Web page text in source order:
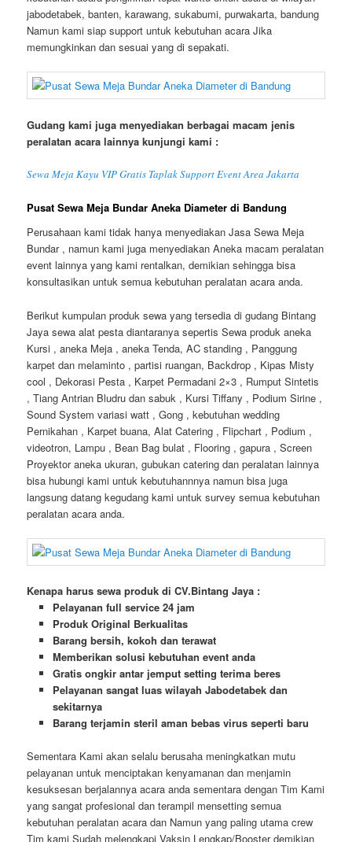
jabodetabek, banten, karawang, sukabumi, purwakarta, bandung
Namun kami siap support untuk kebutuhan acara Jika
memungkinkan dan sesuai yang di sepakati.
Gudang kami juga menyediakan berbagai macam jenis
peralatan acara lainnya kunjungi kami :
Sewa Meja Kayu VIP Gratis Taplak Support Event Area Jakarta
Pusat Sewa Meja Bundar Aneka Diameter di Bandung
Perusahaan kami tidak hanya menyediakan Jasa Sewa Meja
Bundar , namun kami juga menyediakan Aneka macam peralatan
event lainnya yang kami rentalkan, demikian sehingga bisa
konsultasikan untuk semua kebutuhan peralatan acara anda.
Berikut kumpulan produk sewa yang tersedia di gudang Bintang
Jaya sewa alat pesta diantaranya sepertis Sewa produk aneka
Kursi , aneka Meja , aneka Tenda, AC standing , Panggung
karpet dan melaminto , partisi ruangan, Backdrop , Kipas Misty
cool , Dekorasi Pesta , Karpet Permadani 2×3 , Rumput Sintetis
, Tiang Antrian Bludru dan sabuk , Kursi Tiffany , Podium Sirine ,
Sound System variasi watt , Gong , kebutuhan wedding
Pernikahan , Karpet buana, Alat Catering , Flipchart , Podium ,
videotron, Lampu , Bean Bag bulat , Flooring , gapura , Screen
Proyektor aneka ukuran, gubukan catering dan peralatan lainnya
bisa hubungi kami untuk kebutuhannnya namun bisa juga
langsung datang kegudang kami untuk survey semua kebutuhan
peralatan acara anda.
Kenapa harus sewa produk di CV.Bintang Jaya :
Pelayanan full service 24 jam
Produk Original Berkualitas
Barang bersih, kokoh dan terawat
Memberikan solusi kebutuhan event anda
Gratis ongkir antar jemput setting terima beres
Pelayanan sangat luas wilayah Jabodetabek dan
sekitarnya
Barang terjamin steril aman bebas virus seperti baru
Sementara Kami akan selalu berusaha meningkatkan mutu
pelayanan untuk menciptakan kenyamanan dan menjamin
kesuksesan berjalannya acara anda sementara dengan Tim Kami
yang sangat profesional dan terampil mensetting semua
kebutuhan peralatan acara dan Namun yang paling utama crew
Tim kami Sudah melengkapi Vaksin Lengkap/Booster demikian